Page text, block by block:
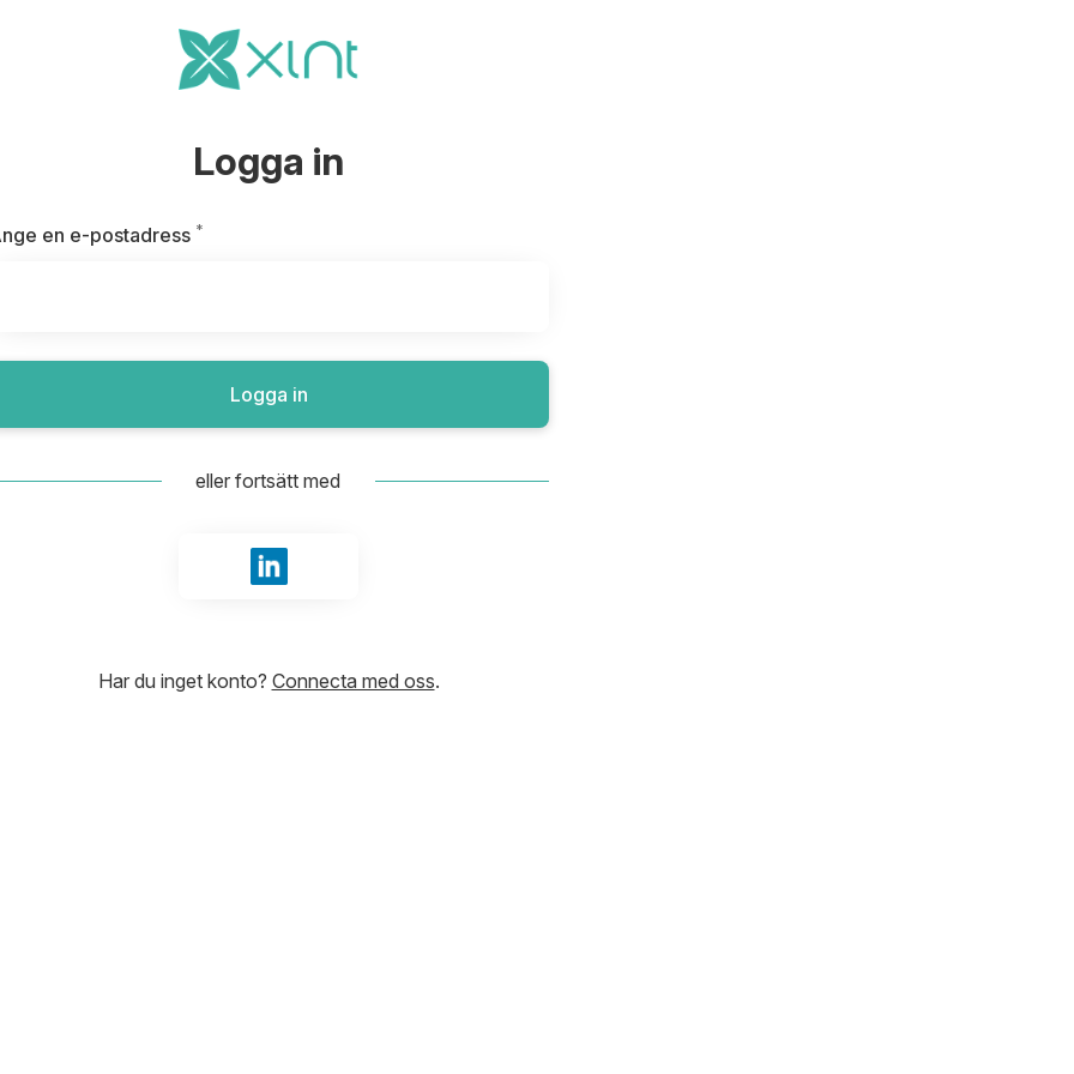
Logga in
en e-postadress *
Logga in
eller fortsätt med
Logga in med LinkedIn
Har du inget konto? Connecta med oss.